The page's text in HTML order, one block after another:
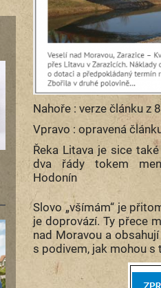
Nahoře : verze článku z
Vpravo : opravená
Řeka Litava je sice
dva řády tokem
Hodonín
Slovo „všímám“ je
je doprovází. Ty přece
nad Moravou a
s podivem, jak mohou